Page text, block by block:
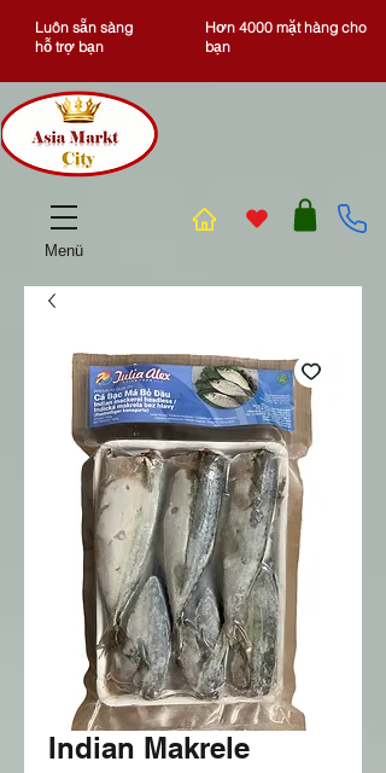
Menü
Luôn sẵn sàng
hỗ trợ bạn
Hơn 4000 mặt hàng cho
bạn
Indian Makrele